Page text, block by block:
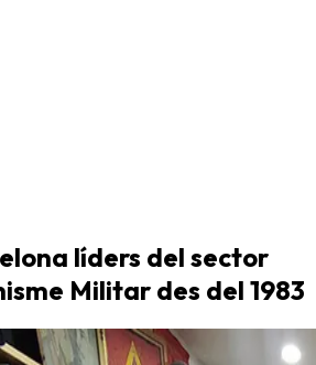
líders del sector
Militar des del 1983